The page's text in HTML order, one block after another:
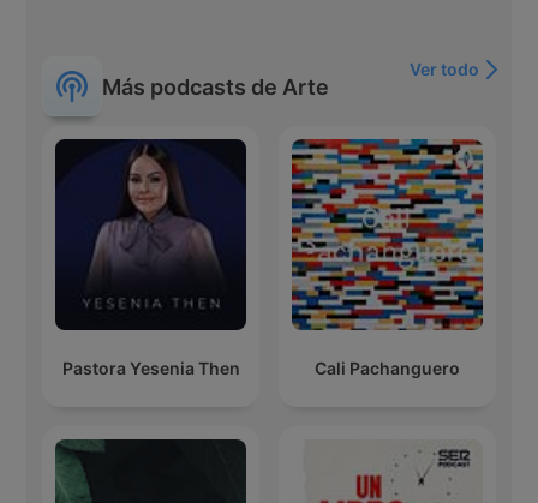
Más podcasts de Arte
Ver todo
Pastora Yesenia Then Cali Pachanguero